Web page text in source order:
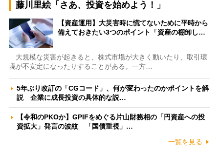
藤川里絵「さあ、投資を始めよう！」
【資産運用】大災害時に慌てないために平時から
備えておきたい3つのポイント「資産の棚卸し…
大規模な災害が起きると、株式市場が大きく動いたり、取引環
境が不安定になったりすることがある。一方…
5年ぶり改訂の「CGコード」、何が変わったのかポイントを解
説 企業に成長投資の具体的な説…
【令和のPKOか】GPIFをめぐる片山財務相の「円資産への投
資拡大」発言の波紋 「国債重視」…
一覧を見る